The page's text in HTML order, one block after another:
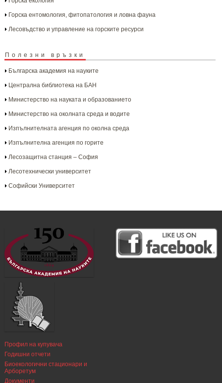
Горска ентомология, фитопатология и ловна фауна
Лесовъдство и управление на горските ресурси
Полезни връзки
Българска aкадемия на науките
Централна библиотека на БАН
Министерство на науката и образованието
Министерство на околната среда и водите
Изпълнителната агенция по околна среда
Изпълнителна агенция по горите
Лесозащитна станция – София
Лесотехнически университет
Софийски Университет
Профил на купувача
Годишни отчети
Биоекологични стационари и
Арборетум
Документи